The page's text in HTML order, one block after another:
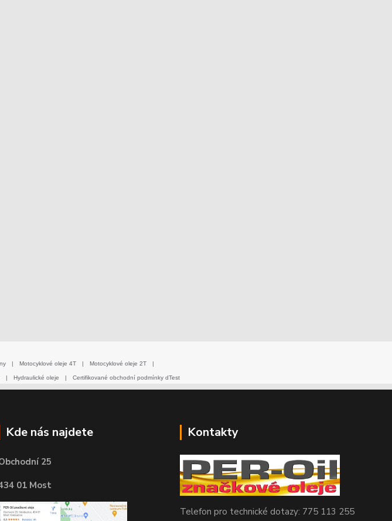
| Motocyklové oleje 4T | Motocyklové oleje 2T |
| Hydraulické oleje | Certifikované obchodní podmínky dTest
Kde nás najdete
25
01 Most
Kontakty
Telefon pro technické dotazy: 775 113 255